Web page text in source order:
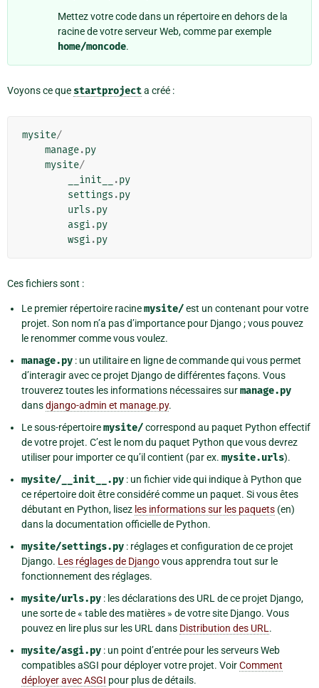
Mettez votre code dans un répertoire en dehors de la
racine de votre serveur Web, comme par exemple
home/moncode.
Voyons ce que startprojecta créé :
mysite/
manage.py
mysite/
__init__
.py
settings .py
urls .py
asgi.py
wsgi.py
Ces fichiers sont :
Le premier répertoire racinemysite/est un contenant pour votre
projet. Son nom n’a pas d’importance pour Django ; vous pouvez
le renommer comme vous voulez.
manage.py : un utilitaire en ligne de commande qui vous permet
d’interagir avec ce projet Django de différentes façons. Vous
trouverez toutes les informations nécessaires surmanage.py
dansdjango-admin et manage.py.
Le sous-répertoiremysite/correspond au paquet Python effectif
de votre projet. C’est le nom du paquet Python que vous devrez
utiliser pour importer ce qu’il contient (par ex. mysite.urls).
mysite/__init__.py : un fichier vide qui indique à Python que
ce répertoire doit être considéré comme un paquet. Si vous êtes
débutant en Python, lisez les informations sur les paquets (en)
dans la documentation officielle de Python.
mysite/settings.py : réglages et configuration de ce projet
Django. Les réglages de Djangovous apprendra tout sur le
fonctionnement des réglages.
mysite/urls.py : les déclarations des URL de ce projet Django,
une sorte de « table des matières » de votre site Django. Vous
pouvez en lire plus sur les URL dans Distribution des URL .
mysite/asgi.py : un point d’entrée pour les serveurs Web
compatibles aSGI pour déployer votre projet. VoirComment
déployer avec ASGI pour plus de détails.